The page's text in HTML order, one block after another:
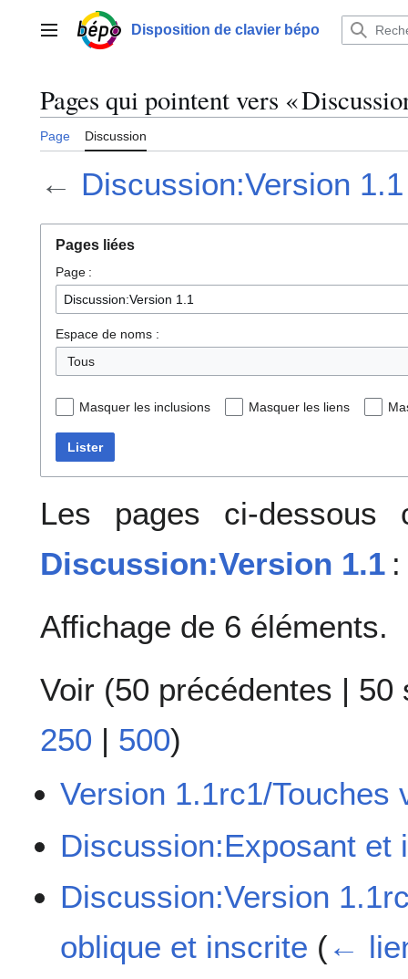
contenuMenu principalDisposition de clavier bépo
Pages qui pointent vers «
Page Discussion
← Discussion:Version 1.1
Pages liées
Page :
Espace de noms :
Tous
Masquer les inclusions Masquer les liens
Lister
Les pages ci-dessous
Discussion:Version 1.1 :
Affichage de 6 éléments.
Voir (50 précédentes | 50
250 | 500)
Version 1.1rc1/Touches
Discussion:Exposant et
Discussion:Version
oblique et inscrite (←